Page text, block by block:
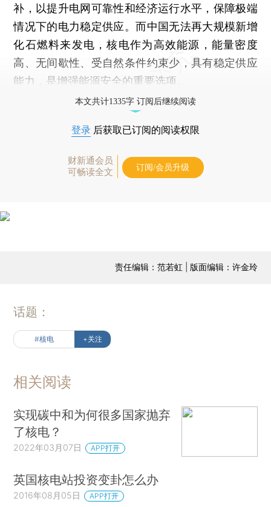
补，以提升电网可靠性和经济运行水平，保障极端
情况下的电力稳定供应。而中国无法再大规模新增
化石燃料来发电，核电作为高效能源，能量密度
高、无间歇性、受自然条件约束少，具有稳定供应
能力，是增强能源安全的重要选项。
本文共计1335字 订阅后继续阅读
登录 后获取已订阅的阅读权限
财新通会员
可畅读全文
订阅/会员升级
责任编辑：范若虹 | 版面编辑：许金玲
话题：
#核电 +关注
相关阅读
实现碳中和为何很多国家抛弃
了核电？
2022年03月07日 APP打开
英国核电站投资变卦怎么办
2016年08月05日 APP打开